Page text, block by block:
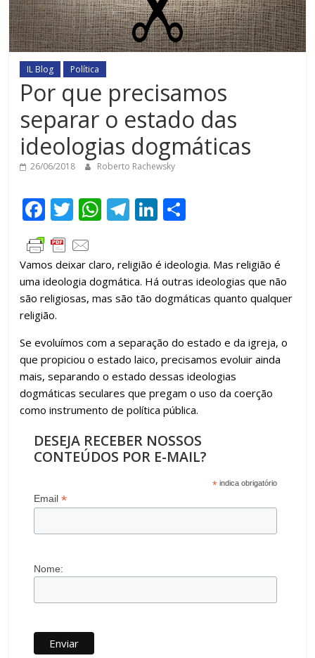
IL Blog Política
Por que precisamos
separar o estado das
ideologias dogmáticas
26/06/2018 Roberto Rachewsky
F
ac
e
b
o
o
k
T
w
itt
er
W
s
A
p
T
e
gr
a
Li
k
e
dI
m
p
ar
h
ar
Vamos deixar claro, religião é ideologia. Mas religião é
uma ideologia dogmática. Há outras ideologias que não
são religiosas, mas são tão dogmáticas quanto qualquer
religião.
Se evoluímos com a separação do estado e da igreja, o
que propiciou o estado laico, precisamos evoluir ainda
mais, separando o estado dessas ideologias
dogmáticas seculares que pregam o uso da coerção
como instrumento de política pública.
DESEJA RECEBER NOSSOS
CONTEÚDOS POR E-MAIL?
* indica obrigatório
Email*
Nome: